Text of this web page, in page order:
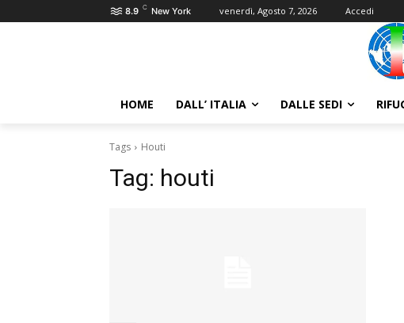
8.9 C New York venerdì, Agosto 7, 2026 Accedi
HOME DALL’ ITALIA DALLE SEDI
Tags Houti
Tag: houti